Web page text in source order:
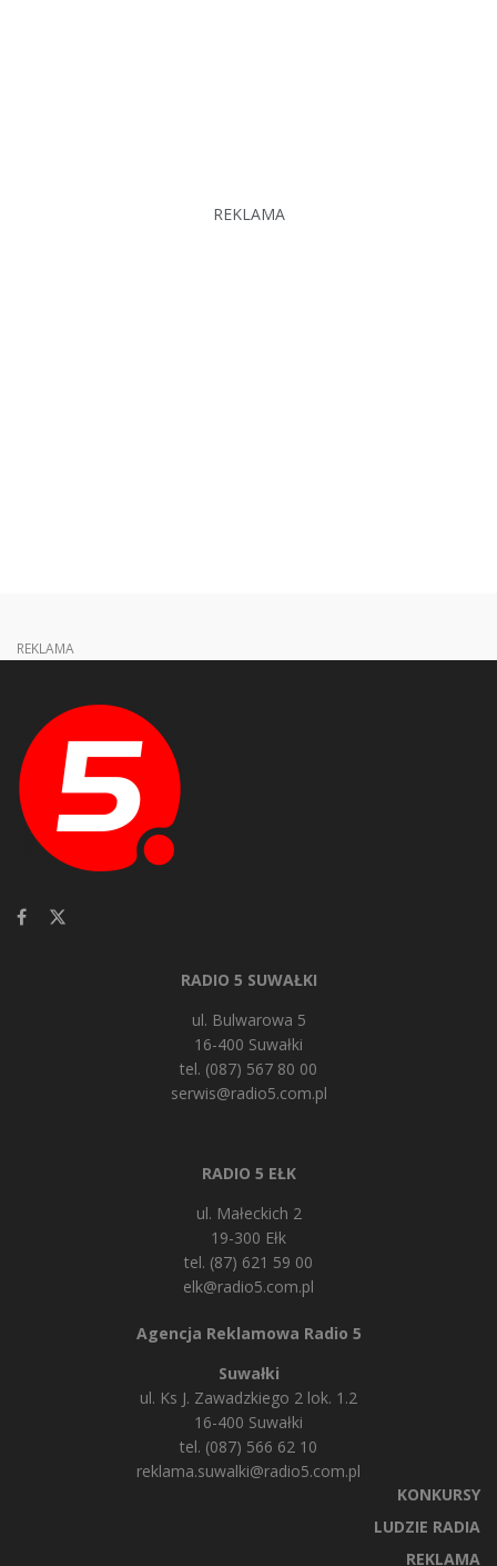
REKLAMA
REKLAMA
RADIO 5 SUWAŁKI
ul. Bulwarowa 5
16-400 Suwałki
tel. (087) 567 80 00
serwis@radio5.com.pl
RADIO 5 EŁK
ul. Małeckich 2
19-300 Ełk
tel. (87) 621 59 00
elk@radio5.com.pl
Agencja Reklamowa Radio 5
Suwałki
ul. Ks J. Zawadzkiego 2 lok. 1.2
16-400 Suwałki
tel. (087) 566 62 10
reklama.suwalki@radio5.com.pl
KONKURSY
LUDZIE RADIA
REKLAMA